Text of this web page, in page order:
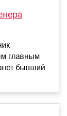
главным
бывший